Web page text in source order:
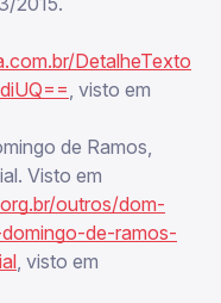
DetalheTexto
, visto em
de Ramos,
Visto em
outros/dom-
de-ramos-
, visto em